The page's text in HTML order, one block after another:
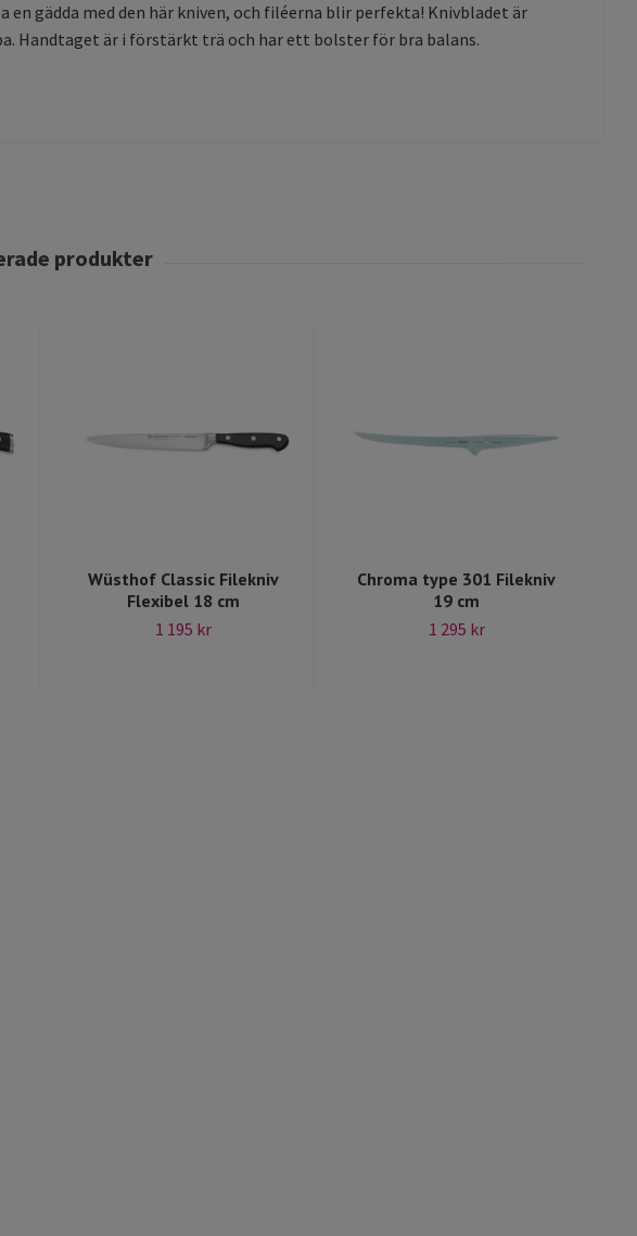
gädda med den här kniven, och filéerna blir perfekta! Knivbladet är
Handtaget är i förstärkt trä och har ett bolster för bra balans.
Wüsthof Classic Filekniv
Flexibel 18 cm
1 195 kr
Chroma type 301 Filekniv
19 cm
1 295 kr